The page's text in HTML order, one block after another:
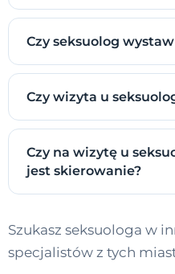
Czy seksuolog
Czy wizyta u
Czy na wizytę u
jest skierowanie?
Szukasz seksuologa w
specjalistów z tych